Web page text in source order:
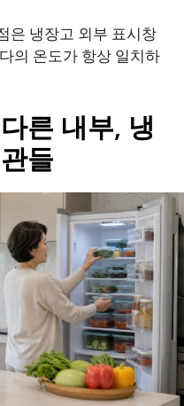
은 냉장고 외부 표시창
의 온도가 항상 일치하
른 내부, 냉
들